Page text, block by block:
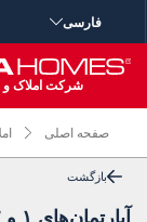
صفحه اصلی
بازگشت
فارسی
شرکت املاک و
جستجوی پیشرفته